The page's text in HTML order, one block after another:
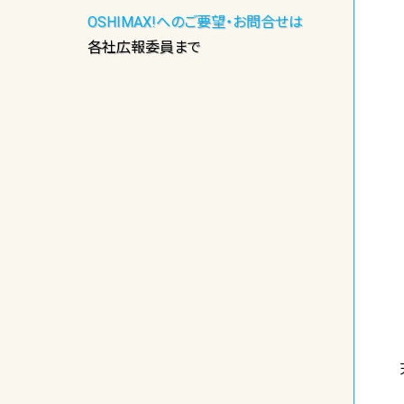
OSHIMAX!へのご要望・お問合せは
各社広報委員まで